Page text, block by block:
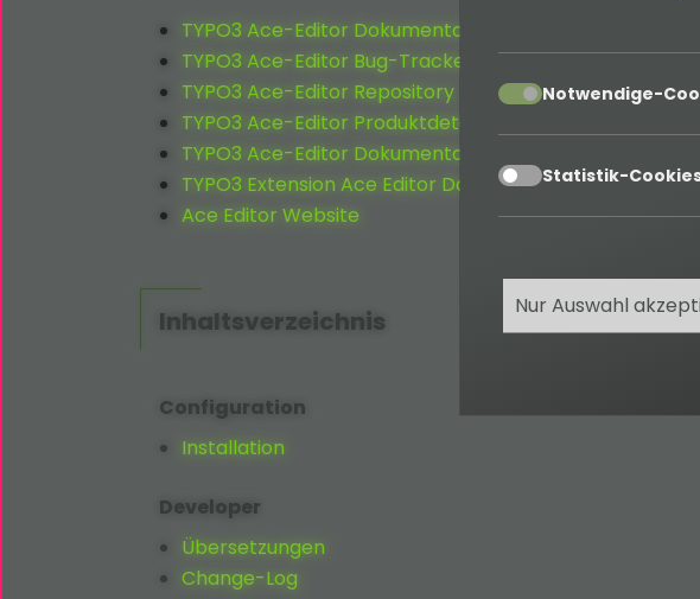
TYPO3 Ace-Editor Dokumentation
TYPO3 Ace-Editor Bug-Tracker
TYPO3 Ace-Editor Repository
TYPO3 Ace-Editor Produktdetails
TYPO3 Ace-Editor Dokumentation
TYPO3 Extension Ace Editor Download
Ace Editor Website
Inhaltsverzeichnis
Configuration
Installation
Developer
Übersetzungen
Change-Log
acceptNotwendige-
acceptStatistik-
Nur Auswahl